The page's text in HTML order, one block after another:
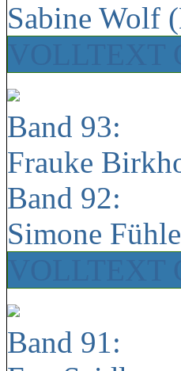
Sabine Wolf
Band 93:
Frauke
Band 92:
Simone
Band 91: